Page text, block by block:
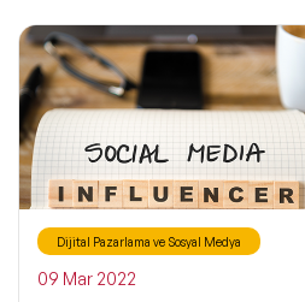
Dijital Pazarlama ve Sosyal Medya
09 Mar 2022